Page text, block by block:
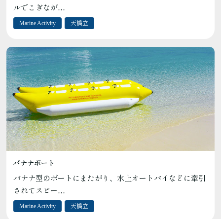
ルでこぎなが…
Marine Activity 天橋立
バナナボート
バナナ型のボートにまたがり、水上オートバイなどに牽引
されてスピー…
Marine Activity 天橋立